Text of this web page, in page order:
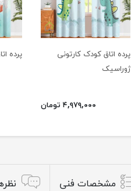
پرده اتاق کودک کارتونی
ژوراسیک
۴,۹۷۹,۰۰۰ تومان
پرده
مشخصات فنی